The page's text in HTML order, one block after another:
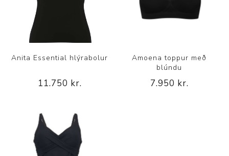
Anita Essential hlýrabolur
11.750 kr.
Amoena toppur með
blúndu
7.950 kr.